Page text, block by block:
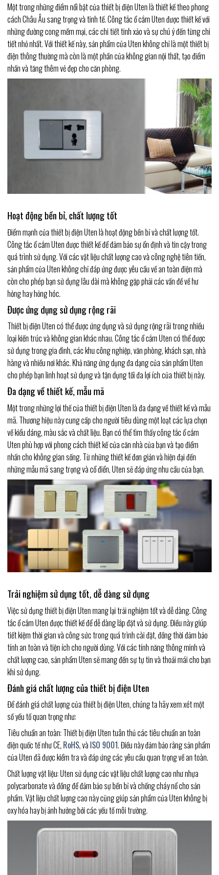
Một trong những điểm nổi bật của thiết bị điện Uten là thiết kế theo phong
cách Châu Âu sang trọng và tinh tế. Công tắc ổ cắm Uten được thiết kế với
những đường cong mềm mại, các chi tiết tinh xảo và sự chú ý đến từng chi
tiết nhỏ nhất. Với thiết kế này, sản phẩm của Uten không chỉ là một thiết bị
điện thông thường mà còn là một phần của không gian nội thất, tạo điểm
nhấn và tăng thêm vẻ đẹp cho căn phòng.
Hoạt động bền bỉ, chất lượng tốt
Điểm mạnh của thiết bị điện Uten là hoạt động bền bỉ và chất lượng tốt.
Công tắc ổ cắm Uten được thiết kế để đảm bảo sự ổn định và tin cậy trong
quá trình sử dụng. Với các vật liệu chất lượng cao và công nghệ tiên tiến,
sản phẩm của Uten không chỉ đáp ứng được yêu cầu về an toàn điện mà
còn cho phép bạn sử dụng lâu dài mà không gặp phải các vấn đề về hư
hỏng hay hỏng hóc.
Được ứng dụng sử dụng rộng rãi
Thiết bị điện Uten có thể được ứng dụng và sử dụng rộng rãi trong nhiều
loại kiến trúc và không gian khác nhau. Công tắc ổ cắm Uten có thể được
sử dụng trong gia đình, các khu công nghiệp, văn phòng, khách sạn, nhà
hàng và nhiều nơi khác. Khả năng ứng dụng đa dạng của sản phẩm Uten
cho phép bạn linh hoạt sử dụng và tận dụng tối đa lợi ích của thiết bị này.
Đa dạng về thiết kế, mẫu mã
Một trong những lợi thế của thiết bị điện Uten là đa dạng về thiết kế và mẫu
mã. Thương hiệu này cung cấp cho người tiêu dùng một loạt các lựa chọn
về kiểu dáng, màu sắc và chất liệu. Bạn có thể tìm thấy công tắc ổ cắm
Uten phù hợp với phong cách thiết kế của căn nhà của bạn và tạo điểm
nhấn cho không gian sống. Từ những thiết kế đơn giản và hiện đại đến
những mẫu mã sang trọng và cổ điển, Uten sẽ đáp ứng nhu cầu của bạn.
Trải nghiệm sử dụng tốt, dễ dàng sử dụng
Việc sử dụng thiết bị điện Uten mang lại trải nghiệm tốt và dễ dàng. Công
tắc ổ cắm Uten được thiết kế để dễ dàng lắp đặt và sử dụng. Điều này giúp
tiết kiệm thời gian và công sức trong quá trình cài đặt, đồng thời đảm bảo
tính an toàn và tiện ích cho người dùng. Với các tính năng thông minh và
chất lượng cao, sản phẩm Uten sẽ mang đến sự tự tin và thoải mái cho bạn
khi sử dụng.
Đánh giá chất lượng của thiết bị điện Uten
Để đánh giá chất lượng của thiết bị điện Uten, chúng ta hãy xem xét một
số yếu tố quan trọng như:
Tiêu chuẩn an toàn: Thiết bị điện Uten tuân thủ các tiêu chuẩn an toàn
điện quốc tế như CE, RoHS, và ISO 9001. Điều này đảm bảo rằng sản phẩm
của Uten đã được kiểm tra và đáp ứng các yêu cầu quan trọng về an toàn.
Chất lượng vật liệu: Uten sử dụng các vật liệu chất lượng cao như nhựa
polycarbonate và đồng để đảm bảo sự bền bỉ và chống cháy nổ cho sản
phẩm. Vật liệu chất lượng cao này cũng giúp sản phẩm của Uten không bị
oxy hóa hay bị ảnh hưởng bởi các yếu tố môi trường.